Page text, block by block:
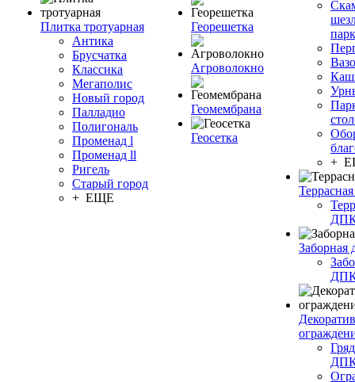
Плитка тротуарная
Антика
Брусчатка
Классика
Мегаполис
Новый город
Палладио
Полигональ
Променад l
Променад ll
Ригель
Старый город
+ ЕЩЕ
Георешетка
Агроволокно
Геомембрана
Геосетка
+
Заборная